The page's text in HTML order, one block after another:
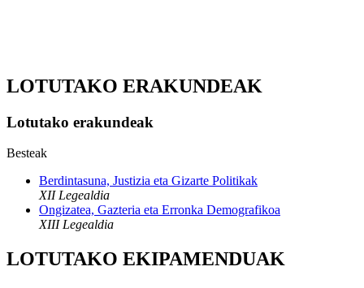
LOTUTAKO ERAKUNDEAK
Lotutako erakundeak
Besteak
Berdintasuna, Justizia eta Gizarte Politikak
XII Legealdia
Ongizatea, Gazteria eta Erronka Demografikoa
XIII Legealdia
LOTUTAKO EKIPAMENDUAK